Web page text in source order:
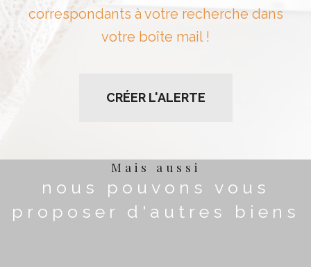
correspondants à votre recherche dans
votre boîte mail !
CRÉER L'ALERTE
Mais aussi
nous pouvons vous
proposer d'autres biens